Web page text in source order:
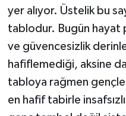
yer alıyor. Üstelik bu
tablodur. Bugün hayat
ve güvencesizlik
hafiflemediği, aksine
tabloya rağmen
en hafif tabirle